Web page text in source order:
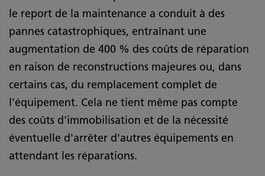
le report de la maintenance a conduit à des
pannes catastrophiques, entraînant une
augmentation de 400 % des coûts de réparation
en raison de reconstructions majeures ou, dans
certains cas, du remplacement complet de
l'équipement. Cela ne tient même pas compte
des coûts d'immobilisation et de la nécessité
éventuelle d'arrêter d'autres équipements en
attendant les réparations.